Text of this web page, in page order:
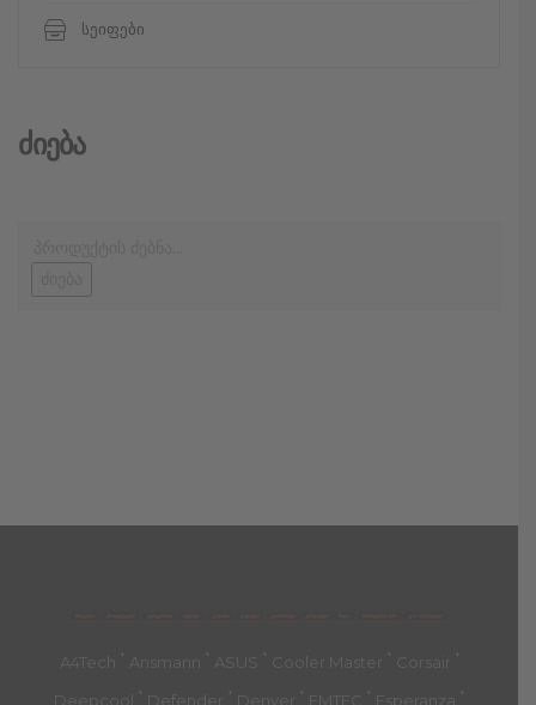
სეიფები
Ძიება
მთავარი კალათა
A4Tech ' Ansmann ' ASUS ' Cooler Master ' Corsair '
Deepcool Defender Denver EMTEC Esperanza